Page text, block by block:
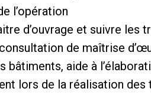
l’opération
d’ouvrage et suivre les
de maîtrise
bâtiments, aide à
lors de la réalisation des